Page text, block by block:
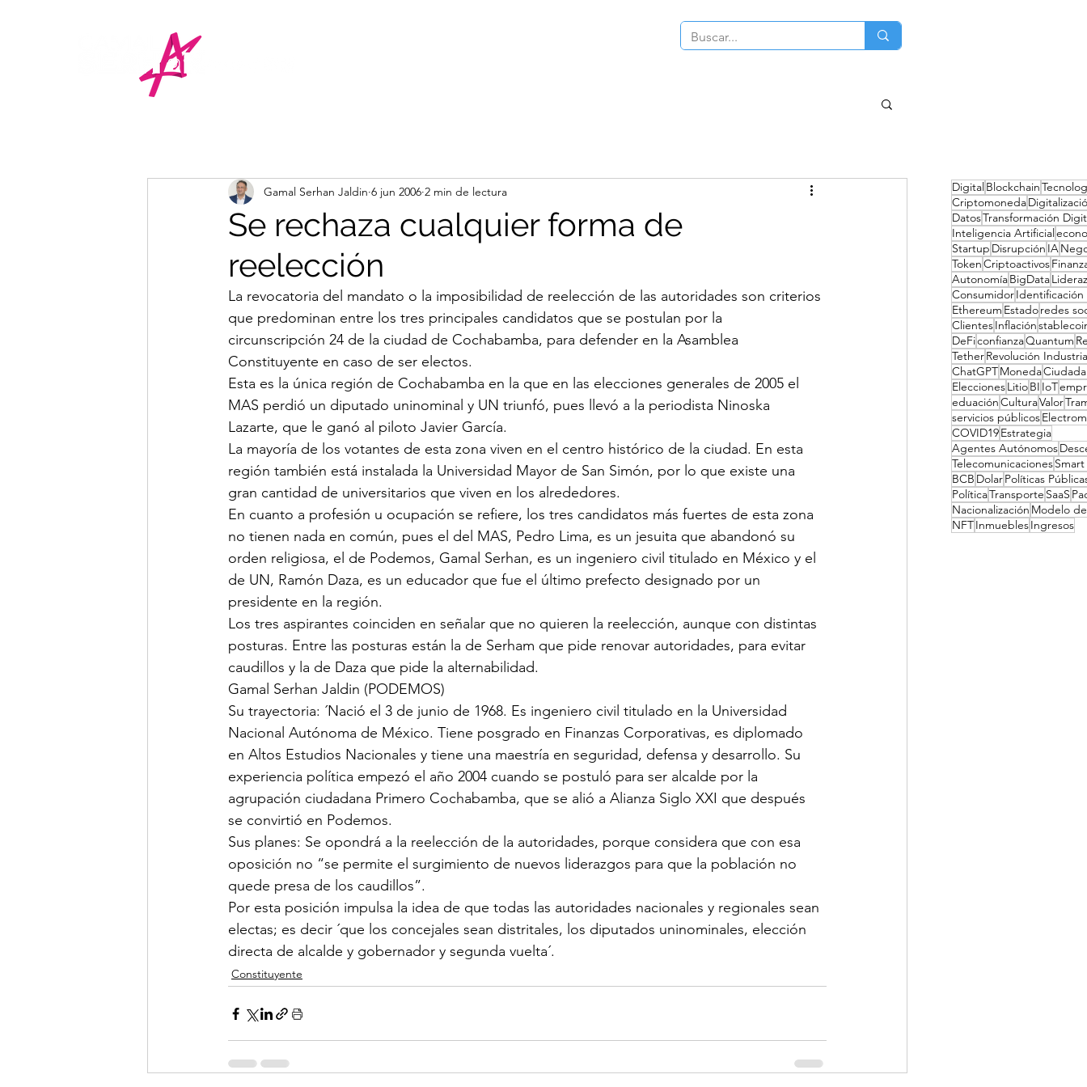
Se rechaza cualquier forma de
reelección
Gamal Serhan Jaldin 6 jun 2006 2 min de lectura
La revocatoria del mandato o la imposibilidad de reelección de las autoridades son criterios
que predominan entre los tres principales candidatos que se postulan por la
circunscripción 24 de la ciudad de Cochabamba, para defender en la Asamblea
Constituyente en caso de ser electos.
Esta es la única región de Cochabamba en la que en las elecciones generales de 2005 el
MAS perdió un diputado uninominal y UN triunfó, pues llevó a la periodista Ninoska
Lazarte, que le ganó al piloto Javier García.
La mayoría de los votantes de esta zona viven en el centro histórico de la ciudad. En esta
región también está instalada la Universidad Mayor de San Simón, por lo que existe una
gran cantidad de universitarios que viven en los alrededores.
En cuanto a profesión u ocupación se refiere, los tres candidatos más fuertes de esta zona
no tienen nada en común, pues el del MAS, Pedro Lima, es un jesuita que abandonó su
orden religiosa, el de Podemos, Gamal Serhan, es un ingeniero civil titulado en México y el
de UN, Ramón Daza, es un educador que fue el último prefecto designado por un
presidente en la región.
Los tres aspirantes coinciden en señalar que no quieren la reelección, aunque con distintas
posturas. Entre las posturas están la de Serham que pide renovar autoridades, para evitar
caudillos y la de Daza que pide la alternabilidad.
Gamal Serhan Jaldin (PODEMOS)
Su trayectoria: ´Nació el 3 de junio de 1968. Es ingeniero civil titulado en la Universidad
Nacional Autónoma de México. Tiene posgrado en Finanzas Corporativas, es diplomado
en Altos Estudios Nacionales y tiene una maestría en seguridad, defensa y desarrollo. Su
experiencia política empezó el año 2004 cuando se postuló para ser alcalde por la
agrupación ciudadana Primero Cochabamba, que se alió a Alianza Siglo XXI que después
se convirtió en Podemos.
Sus planes: Se opondrá a la reelección de la autoridades, porque considera que con esa
oposición no “se permite el surgimiento de nuevos liderazgos para que la población no
quede presa de los caudillos”.
Por esta posición impulsa la idea de que todas las autoridades nacionales y regionales sean
electas; es decir ´que los concejales sean distritales, los diputados uninominales, elección
directa de alcalde y gobernador y segunda vuelta´.
Constituyente
DigitalBlockchain
Criptomoneda
DatosTransformación
Inteligencia Artificial
Startup Disrupción IA
TokenCriptoactivos
AutonomíaBigData
Consumidor
Ethereum Estadoredes
ClientesInflación
DeFiconfianzaQuantum
TetherRevolución
ChatGPTMoneda
EleccionesLitioBI IoT
eduaciónCulturaValor
servicios públicos
COVID19Estrategia
Agentes Autónomos
Telecomunicaciones
BCB DolarPolíticas
PolíticaTransporte SaaS
Nacionalización Modelo
NFTInmueblesIngresos